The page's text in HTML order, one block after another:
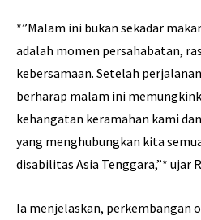
*”Malam ini bukan sekadar
adalah momen persahabatan,
kebersamaan. Setelah
berharap malam ini
kehangatan keramahan kami
yang menghubungkan kita
disabilitas Asia Tenggara,”* ujar
Ia menjelaskan, perkembangan